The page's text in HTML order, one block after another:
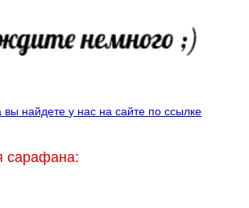
найдете у нас на сайте по ссылке
сарафана: